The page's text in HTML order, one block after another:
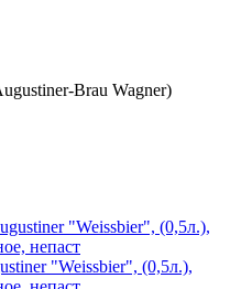
Brau Wagner)
"Weissbier", (0,5л.),